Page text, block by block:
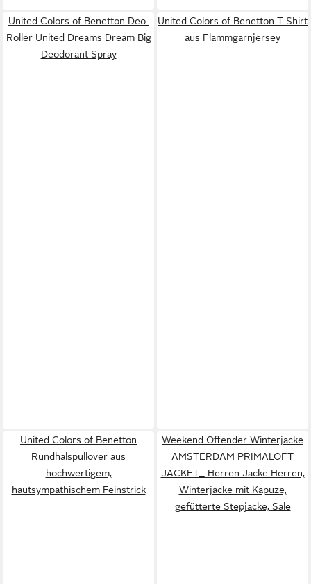
United Colors of Benetton Deo-
Roller United Dreams Dream Big
Deodorant Spray
United Colors of Benetton T-Shirt
aus Flammgarnjersey
United Colors of Benetton
Rundhalspullover aus
hochwertigem,
hautsympathischem Feinstrick
Weekend Offender Winterjacke
AMSTERDAM PRIMALOFT
JACKET_ Herren Jacke Herren,
Winterjacke mit Kapuze,
gefütterte Stepjacke, Sale